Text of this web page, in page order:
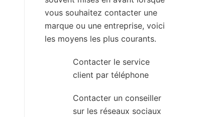
vous souhaitez contacter une
marque ou une entreprise, voici
les moyens les plus courants.
Contacter le service
client par téléphone
Contacter un conseiller
sur les réseaux sociaux